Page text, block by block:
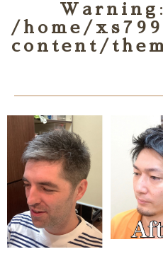
Warning
/home/
content/